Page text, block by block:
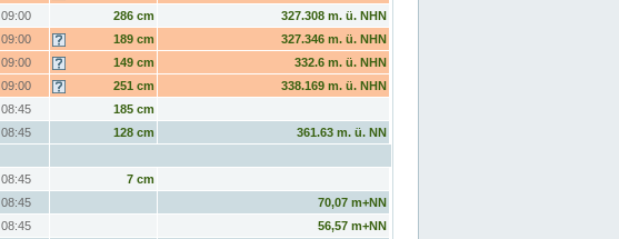
09:00 286 cm
327.308 m. ü. NHN
09:00 189 cm
327.346 m. ü. NHN
09:00 149 cm
332.6 m. ü. NHN
09:00 251 cm
338.169 m. ü. NHN
08:45
185 cm
08:45 128 cm
361.63 m. ü. NN
08:45
7 cm
08:45
70,07 m+NN
08:45
56,57 m+NN